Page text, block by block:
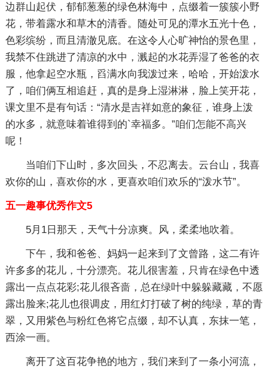
边群山起伏，郁郁葱葱的绿色林海中，点缀着一簇簇小野
花，带着露水和草木的清香。随处可见的潭水五光十色，
色彩缤纷，而且清澈见底。在这令人心旷神怡的景色里，
我禁不住跳进了清凉的水中，溅起的水花弄湿了爸爸的衣
服，他拿起空水瓶，舀满水向我泼过来，哈哈，开始泼水
了，咱们俩互相追赶，真的是身上湿淋淋，脸上笑开花，
课文里不是有句话：“清水是吉祥如意的象征，谁身上泼
的水多，就意味着谁得到的`幸福多。”咱们怎能不高兴
呢！
当咱们下山时，多次回头，不忍离去。云台山，我喜
欢你的山，喜欢你的水，更喜欢咱们欢乐的“泼水节”。
五一趣事优秀作文5
5月1日那天，天气十分凉爽。风，柔柔地吹着。
下午，我和爸爸、妈妈一起来到了文曾路，这二有许
许多多的花儿，十分漂亮。花儿很害羞，只肯在绿色中透
露出一点点花彩;花儿很吝啬，总在绿叶中躲躲藏藏，不愿
露出脸来;花儿也很调皮，用红灯打破了树的纯绿，草的青
翠，又用紫色与粉红色将它点缀，却不认真，东抹一笔，
西涂一画。
离开了这百花争艳的地方，我们来到了一条小河流，